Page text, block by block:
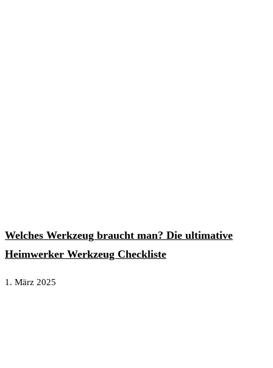
Welches Werkzeug braucht man? Die ultimative
Heimwerker Werkzeug Checkliste
1. März 2025